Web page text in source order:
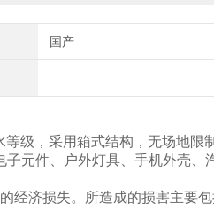
国产
级，采用箱式结构，无场地限
元件、户外灯具、手机外壳、
经济损失。所造成的损害主要